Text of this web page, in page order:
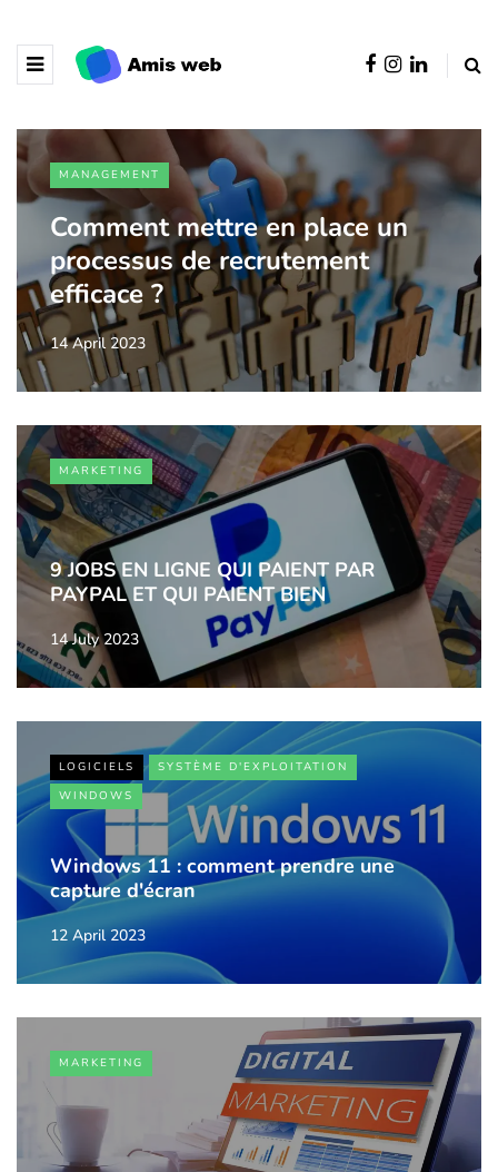
MANAGEMENT
Comment mettre en place un
processus de recrutement
efficace ?
14 April 2023
MARKETING
9 JOBS EN LIGNE QUI PAIENT PAR
PAYPAL ET QUI PAIENT BIEN
14 July 2023
LOGICIELS
SYSTÈME D'EXPLOITATION
WINDOWS
Windows 11 : comment prendre une
capture d'écran
12 April 2023
MARKETING